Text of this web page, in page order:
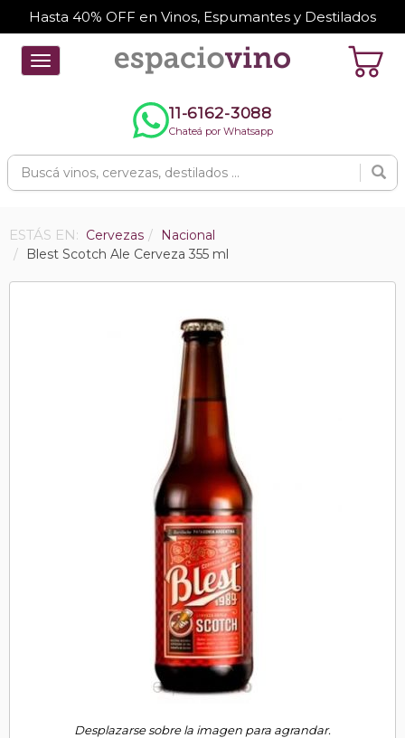
Hasta 40% OFF en Vinos, Espumantes y Destilados
Toggle
navigation
11-6162-3088
Chateá por Whatsapp
ESTÁS EN: Cervezas
Nacional
Blest Scotch Ale Cerveza 355 ml
Desplazarse sobre la imagen para agrandar.